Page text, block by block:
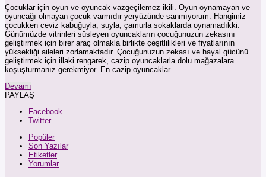
Çocuklar için oyun ve oyuncak vazgeçilemez ikili. Oyun oynamayan ve
oyuncağı olmayan çocuk varmıdır yeryüzünde sanmıyorum. Hangimiz
çocukken ceviz kabuğuyla, suyla, çamurla sokaklarda oynamadıkki.
Günümüzde vitrinleri süsleyen oyuncakların çocuğunuzun zekasını
geliştirmek için birer araç olmakla birlikte çeşitlilikleri ve fiyatlarının
yüksekliği aileleri zorlamaktadır. Çocuğunuzun zekası ve hayal gücünü
geliştirmek için illaki rengarek, cazip oyuncaklarla dolu mağazalara
koşuşturmanız gerekmiyor. En cazip oyuncaklar …
Devamı
PAYLAŞ
Facebook
Twitter
Popüler
Son Yazılar
Etiketler
Yorumlar